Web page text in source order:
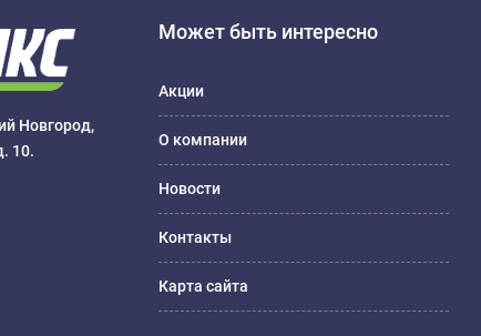
Новгород,
10.
Может быть интересно
Акции
О компании
Новости
Контакты
Карта сайта